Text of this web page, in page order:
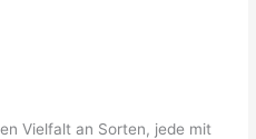
Vielfalt an Sorten, jede mit